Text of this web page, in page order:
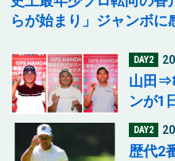
らが始まり」ジャンボに
DAY2
山田⇒
ンが1
DAY2
歴代2